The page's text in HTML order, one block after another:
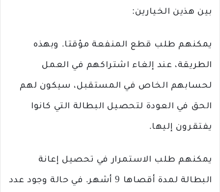
بين هذين الخيارين:
يمكنهم طلب قطع المنفعة مؤقتا. وبهذه
الطريقة، عند إلغاء اشتراكهم في العمل
لحسابهم الخاص في المستقبل، سيكون لهم
الحق في العودة لتحصيل البطالة التي كانوا
يفتقرون إليها.
يمكنهم طلب الاستمرار في تحصيل إعانة
البطالة لمدة أقصاها 9 أشهر. في حالة وجود عدد